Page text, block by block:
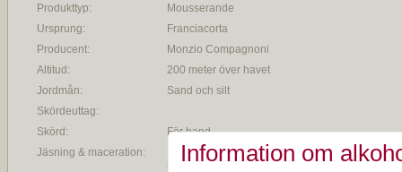
Produkttyp:
Mousserande
Ursprung:
Franciacorta
Producent:
Monzio Compagnoni
Altitud:
200 meter över havet
Jordmån:
Sand och silt
Skördeuttag:
Skörd:
För hand
Jäsning & maceration:
Första jäsningen sker i rostfria
ståltankar
Information om